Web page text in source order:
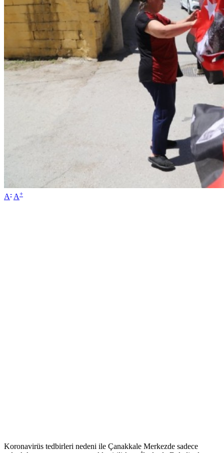
A- A+
Koronavirüs tedbirleri nedeni ile Çanakkale Merkezde sadece